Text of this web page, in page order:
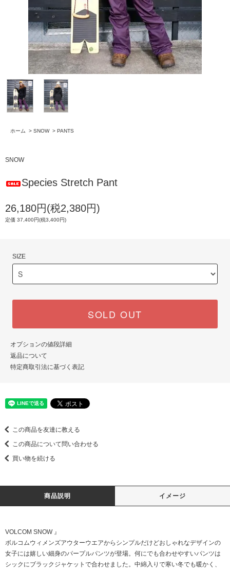
ホーム > SNOW > PANTS
SNOW
Species Stretch Pant
26,180円(税2,380円)
定価 37,400円(税3,400円)
SIZE
SOLD OUT
オプションの値段詳細
返品について
特定商取引法に基づく表記
この商品を友達に教える
この商品について問い合わせる
買い物を続ける
商品説明 イメージ
VOLCOM SNOW 』
ボルコムウィメンズアウターウエアからシンプルだけどおしゃれなデザインの
女子には嬉しい細身のパープルパンツが登場。何にでも合わせやすいパンツは
シックにブラックジャケットで合わせました。中綿入りで寒い冬でも暖かく、